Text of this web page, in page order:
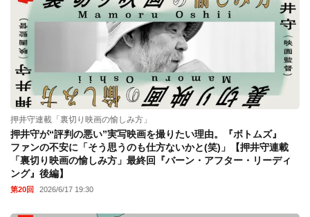
押井守連載「裏切り映画の愉しみ方」
押井守が“評判の悪い”実写映画を撮りたい理由。『ボトムズ』
ファンの不安に「そう思うのも仕方ないかと(笑)」【押井守連載
「裏切り映画の愉しみ方」最終回『バーン・アフター・リーディ
ング』後編】
第20回 2026/6/17 19:30